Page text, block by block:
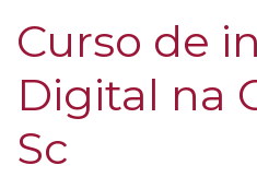
Curso de
Digital na
Sc